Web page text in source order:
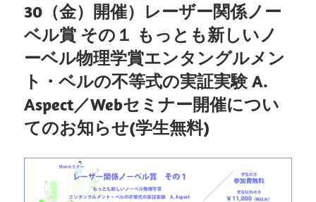
30（金）開催）レーザー関係ノー
ベル賞 その１ もっとも新しいノ
ーベル物理学賞エンタングルメン
ト・ベルの不等式の実証実験 A.
Aspect／Webセミナー開催につい
てのお知らせ(学生無料)